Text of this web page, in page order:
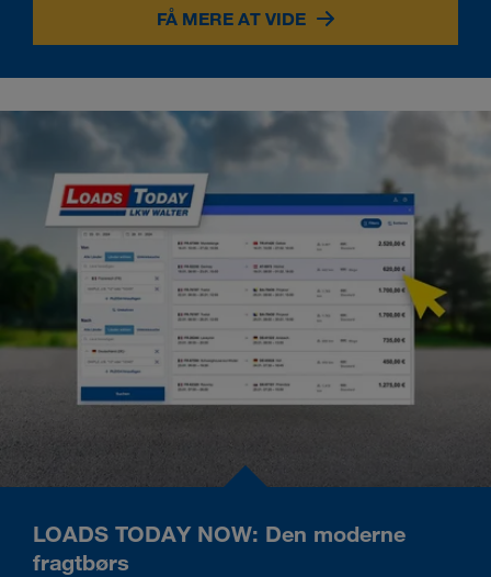
FÅ MERE AT VIDE
LOADS TODAY NOW: Den moderne
fragtbørs